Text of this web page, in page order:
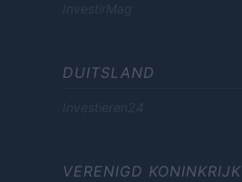
InvestirMag
DUITSLAND
Investieren24
VERENIGD KONINKRIJK